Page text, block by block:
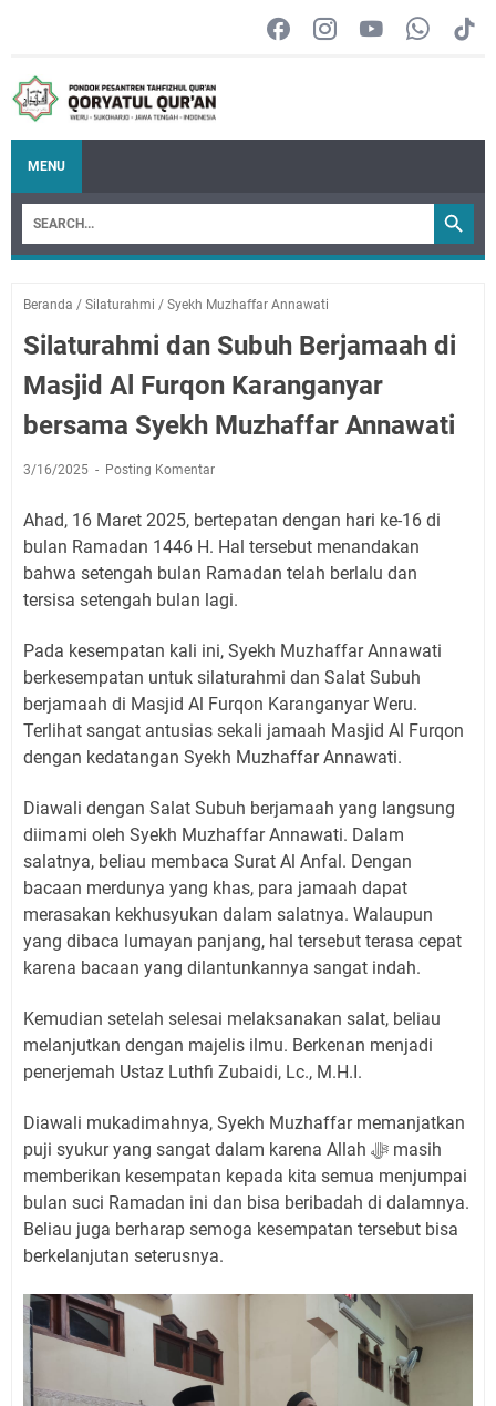
MENU
Beranda / Silaturahmi / Syekh Muzhaffar Annawati
Silaturahmi dan Subuh Berjamaah di
Masjid Al Furqon Karanganyar
bersama Syekh Muzhaffar Annawati
3/16/2025 Posting Komentar
Ahad, 16 Maret 2025, bertepatan dengan hari ke-16 di
bulan Ramadan 1446 H. Hal tersebut menandakan
bahwa setengah bulan Ramadan telah berlalu dan
tersisa setengah bulan lagi.
Pada kesempatan kali ini, Syekh Muzhaffar Annawati
berkesempatan untuk silaturahmi dan Salat Subuh
berjamaah di Masjid Al Furqon Karanganyar Weru.
Terlihat sangat antusias sekali jamaah Masjid Al Furqon
dengan kedatangan Syekh Muzhaffar Annawati.
Diawali dengan Salat Subuh berjamaah yang langsung
diimami oleh Syekh Muzhaffar Annawati. Dalam
salatnya, beliau membaca Surat Al Anfal. Dengan
bacaan merdunya yang khas, para jamaah dapat
merasakan kekhusyukan dalam salatnya. Walaupun
yang dibaca lumayan panjang, hal tersebut terasa cepat
karena bacaan yang dilantunkannya sangat indah.
Kemudian setelah selesai melaksanakan salat, beliau
melanjutkan dengan majelis ilmu. Berkenan menjadi
penerjemah Ustaz Luthfi Zubaidi, Lc., M.H.I.
Diawali mukadimahnya, Syekh Muzhaffar memanjatkan
puji syukur yang sangat dalam karena Allah ﷻ masih
memberikan kesempatan kepada kita semua menjumpai
bulan suci Ramadan ini dan bisa beribadah di dalamnya.
Beliau juga berharap semoga kesempatan tersebut bisa
berkelanjutan seterusnya.